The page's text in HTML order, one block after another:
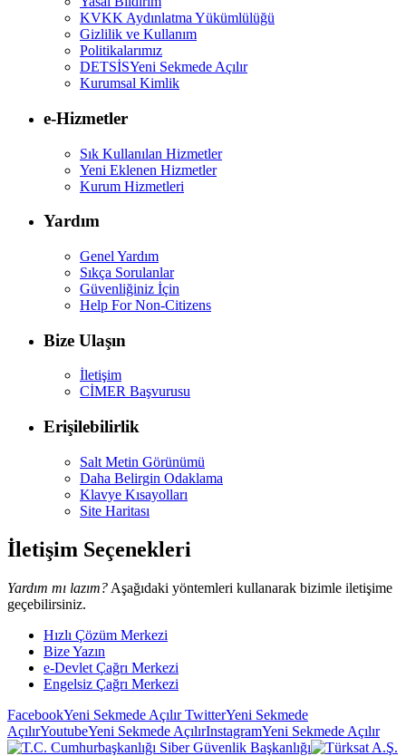
KVKK Aydınlatma Yükümlülüğü
Gizlilik ve Kullanım
Politikalarımız
DETSİSYeni Sekmede Açılır
Kurumsal Kimlik
e-Hizmetler
Sık Kullanılan Hizmetler
Yeni Eklenen Hizmetler
Kurum Hizmetleri
Yardım
Genel Yardım
Sıkça Sorulanlar
Güvenliğiniz İçin
Help For Non-Citizens
Bize Ulaşın
İletişim
CİMER Başvurusu
Erişilebilirlik
Salt Metin Görünümü
Daha Belirgin Odaklama
Klavye Kısayolları
Site Haritası
İletişim Seçenekleri
Yardım mı lazım? Aşağıdaki yöntemleri kullanarak bizimle iletişime
geçebilirsiniz.
Hızlı Çözüm Merkezi
Bize Yazın
e-Devlet Çağrı Merkezi
Engelsiz Çağrı Merkezi
FacebookYeni Sekmede AçılırTwitterYeni Sekmede
AçılırYoutubeYeni Sekmede AçılırInstagramYeni Sekmede Açılır